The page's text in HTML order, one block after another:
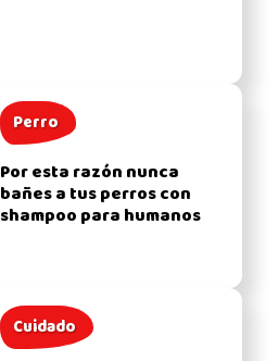
Perro
Por esta razón nunca
bañes a tus perros con
shampoo para humanos
Cuidado